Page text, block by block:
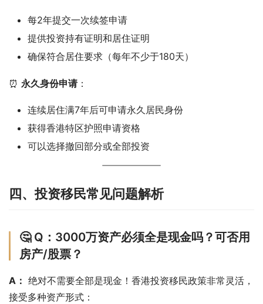
每2年提交一次续签申请
提供投资持有证明和居住证明
确保符合居住要求（每年不少于180天）
⏰ 永久身份申请：
连续居住满7年后可申请永久居民身份
获得香港特区护照申请资格
可以选择撤回部分或全部投资
四、投资移民常见问题解析
🤔 Q：3000万资产必须全是现金吗？可否用
房产/股票？
A： 绝对不需要全部是现金！香港投资移民政策非常灵活，
接受多种资产形式：